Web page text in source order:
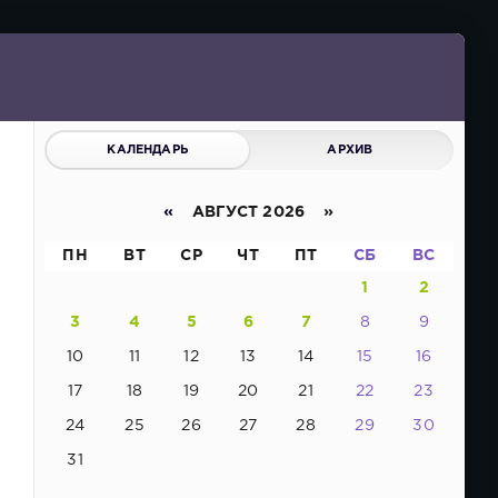
КАЛЕНДАРЬ АРХИВ
« АВГУСТ 2026 »
ПН ВТ СР ЧТ ПТ СБ ВС
1 2
3 4 5 6 7 8 9
10 11 12 13 14 15 16
17 18 19 20 21 22 23
24 25 26 27 28 29 30
31